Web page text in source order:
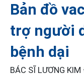
Bản đồ
trợ người
bệnh dại
BÁC SĨ LƯƠNG KIM